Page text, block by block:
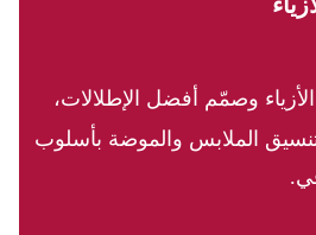
وصمّم أفضل الإطلالات،
الملابس والموضة بأسلوب